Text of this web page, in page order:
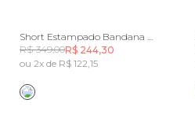
Short Estampado Bandana Jardim
R$ 349,00R$ 244,30
ou 2x de R$ 122,15